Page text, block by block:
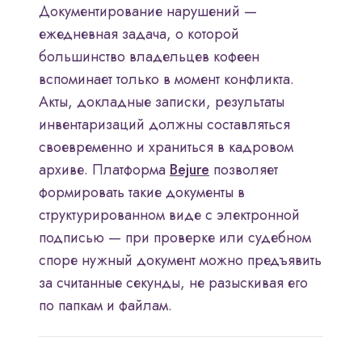
Документирование нарушений —
ежедневная задача, о которой
большинство владельцев кофеен
вспоминает только в момент конфликта.
Акты, докладные записки, результаты
инвентаризаций должны составляться
своевременно и храниться в кадровом
архиве. ПлатформаBejure позволяет
формировать такие документы в
структурированном виде с электронной
подписью — при проверке или судебном
споре нужный документ можно предъявить
за считанные секунды, не разыскивая его
по папкам и файлам.